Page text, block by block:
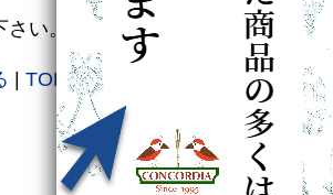
い。
TOPに戻る